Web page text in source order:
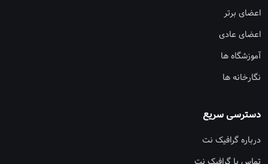
اعضای برتر
اعضای عادی
آموزشگاه ها
نگارخانه ها
دسترسی سریع
درباره گرافیک نت